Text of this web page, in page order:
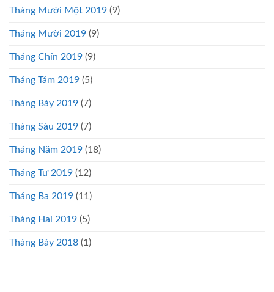
Tháng Mười Một 2019 (9)
Tháng Mười 2019 (9)
Tháng Chín 2019 (9)
Tháng Tám 2019 (5)
Tháng Bảy 2019 (7)
Tháng Sáu 2019 (7)
Tháng Năm 2019 (18)
Tháng Tư 2019 (12)
Tháng Ba 2019 (11)
Tháng Hai 2019 (5)
Tháng Bảy 2018 (1)